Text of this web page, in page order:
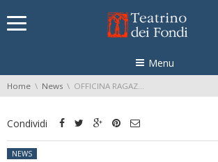
Menu
You are here:
Home News OFFICINA RAGAZZI… TUTTI IN SCENA
Condividi
Posted in:
NEWS